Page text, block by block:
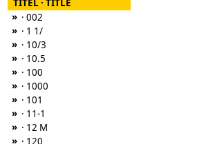
TITEL · TITLE
» · 002
» · 1 1/
» · 10/3
» · 10.5
» · 100
» · 1000
» · 101
» · 11-1
» · 12 M
» · 120